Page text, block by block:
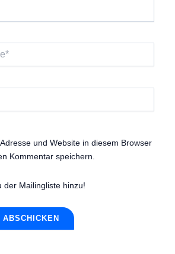
und Website in diesem Browser
Kommentar speichern.
Mailingliste hinzu!